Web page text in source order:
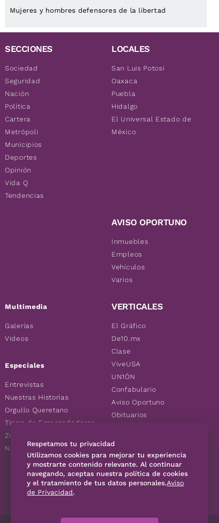
Mujeres y hombres defensores de la libertad
SECCIONES
Sociedad
Seguridad
Nación
Política
Cartera
Metrópoli
Municipios
Deportes
Opinión
Vida Q
Tendencias
Multimedia
Galerías
Videos
Especiales
Entrevistas
Nuestras Historias
Orgullo Queretano
Tierra de Emprendedores
Zoociales
Nuevos Queretanos
LOCALES
San Luis Potosí
Oaxaca
Puebla
Hidalgo
El Universal Estado de
México
AVISO OPORTUNO
Inmuebles
Empleos
Vehículos
Varios
VERTICALES
El Gráfico
De10.mx
Clase
ViveUSA
UN1ÓN
Confabulario
Aviso Oportuno
Obituarios
Consultas
SÍGUENOS
Respetamos tu privacidad
Utilizamos cookies para mejorar tu experiencia
y mostrarte contenido relevante. Al continuar
navegando, aceptas nuestra política de cookies
y el tratamiento de tus datos personales.Aviso
de Privacidad.